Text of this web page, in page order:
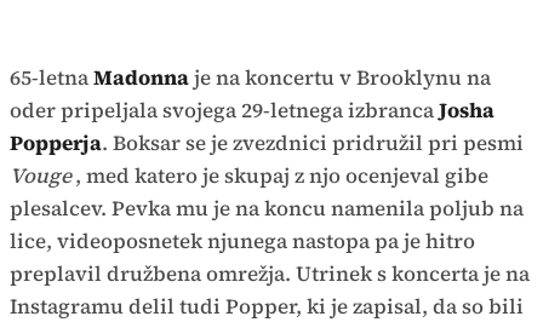
65-letnaMadonnaje na koncertu v Brooklynu na
oder pripeljala svojega 29-letnega izbrancaJosha
Popperja. Boksar se je zvezdnici pridružil pri pesmi
Vouge, med katero je skupaj z njo ocenjeval gibe
plesalcev. Pevka mu je na koncu namenila poljub na
lice, videoposnetek njunega nastopa pa je hitro
preplavil družbena omrežja. Utrinek s koncerta je na
Instagramu delil tudi Popper, ki je zapisal, da so bili